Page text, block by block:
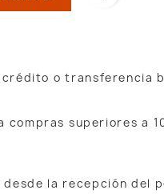
o transferencia
compras superiores a
desde la recepción del